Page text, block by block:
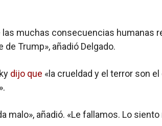
las muchas consecuencias humanas
Trump», añadió Delgado.
dijo que «la crueldad y el terror son
malo», añadió. «Le fallamos. Lo siento